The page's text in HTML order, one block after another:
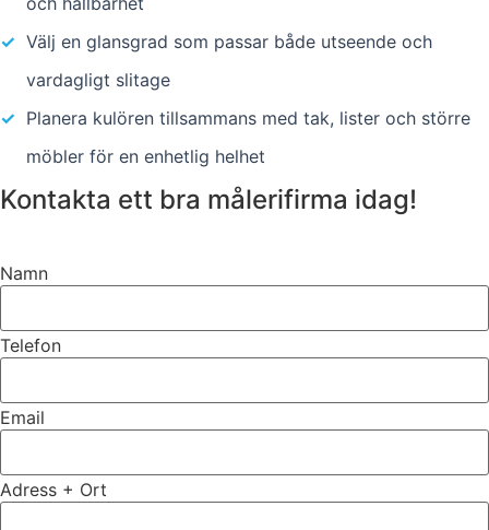
✓ Välj en glansgrad som passar både utseende och
vardagligt slitage
✓ Planera kulören tillsammans med tak, lister och större
möbler för en enhetlig helhet
Kontakta ett bra målerifirma idag!
Namn
Telefon
Email
Adress + Ort